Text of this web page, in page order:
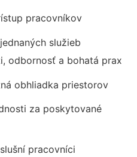
pracovníkov
služieb
odbornosť a bohatá prax
obhliadka priestorov
za poskytované
pracovníci